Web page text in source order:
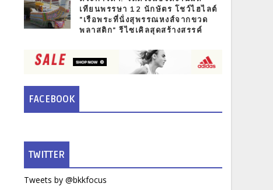
เทียนพรรษา 12 นักษัตร โชว์ไฮไลต์
"เรือพระที่นั่งสุพรรณหงส์จากขวด
พลาสติก" รีไซเคิลสุดสร้างสรรค์
FACEBOOK
TWITTER
Tweets by @bkkfocus